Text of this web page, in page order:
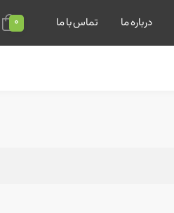
درباره ما تماس با ما 0